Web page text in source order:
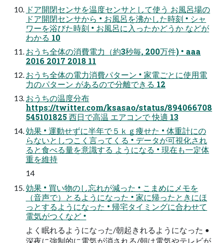
ドア開閉センサを温度センサとして使う お風呂場の
ドア開閉センサから • お風呂を沸かした時刻 • シャ
ワーを浴びた時刻 • お風呂に入ったかどうか などが
わかる 10
おうち全体の消費電力（約3秒毎, 200万件) • aaa
2016 2017 2018 11
おうち全体の電力消費パターン • 家電ごとに使用電
力のパターン があるので分離できる 12
おうちの温度分布
https://twitter.com/ksasao/status/894066708
545101825 西日で高温 エアコンで 快適 13
効果 • 運動せずに半年で５ｋｇ痩せた • 体重計にの
らないとしつこく言ってくる • データが可視化され
ると食べる量を意識する ようになる • 現在も一定体
重を維持
14
効果 • 買い物のし忘れが減った • こまめにメモを
（音声で）とるようになった • 家に帰ったときにほ
っとするようになった • 帰宅タイミングに合わせて
電気がつくなど •
よく眠れるようになった/朝起きれるようになった •
深夜に強制的に電気が消される/朝は電気やテレビが